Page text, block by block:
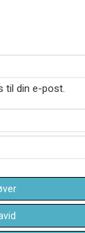
til din e-post.